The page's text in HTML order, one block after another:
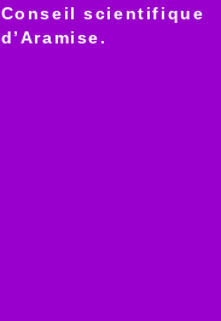
Conseil scientifique
d’Aramise.